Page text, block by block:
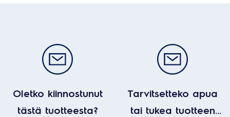
Oletko kiinnostunut
tästä tuotteesta?
Tarvitsetteko apua
tai tukea tuotteen